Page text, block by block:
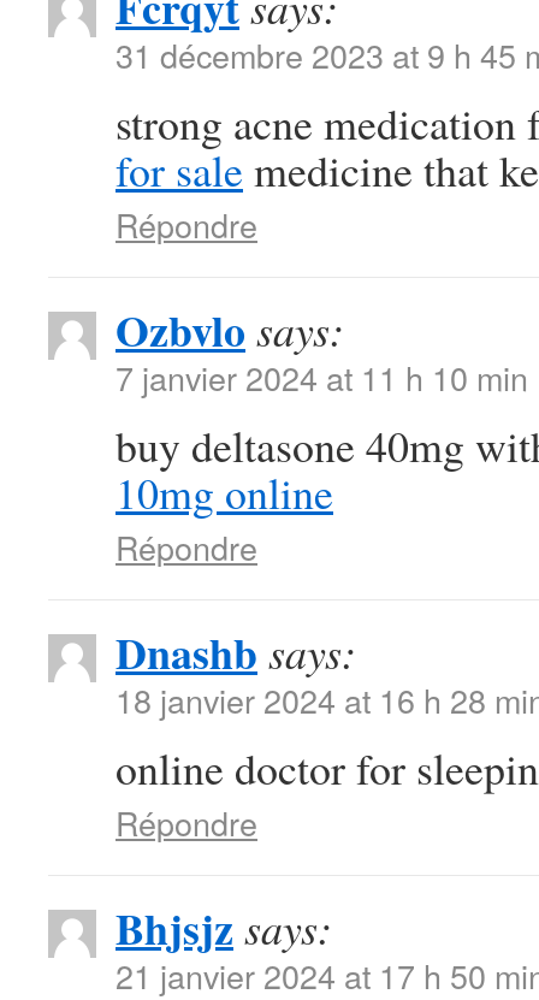
31 décembre 2023 at 9 h 45
strong acne
for sale medicine that
Répondre
Ozbvlo says:
7 janvier 2024 at 11 h 10 min
buy deltasone 40mg
10mg online
Répondre
Dnashb says:
18 janvier 2024 at 16 h 28
online doctor for
Répondre
Bhjsjz says:
21 janvier 2024 at 17 h 50